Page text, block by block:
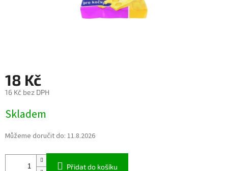
18 Kč
16 Kč bez DPH
cena:
Skladem
Můžeme doručit do: 11.8.2026
Přidat do košíku